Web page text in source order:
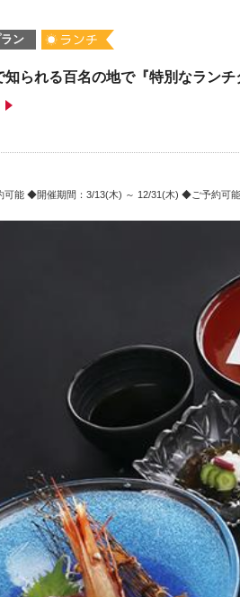
ン
知られる百名の地で『特別なラン
可能 開催期間：3/13(木) ～ 12/31(木) ご予約可